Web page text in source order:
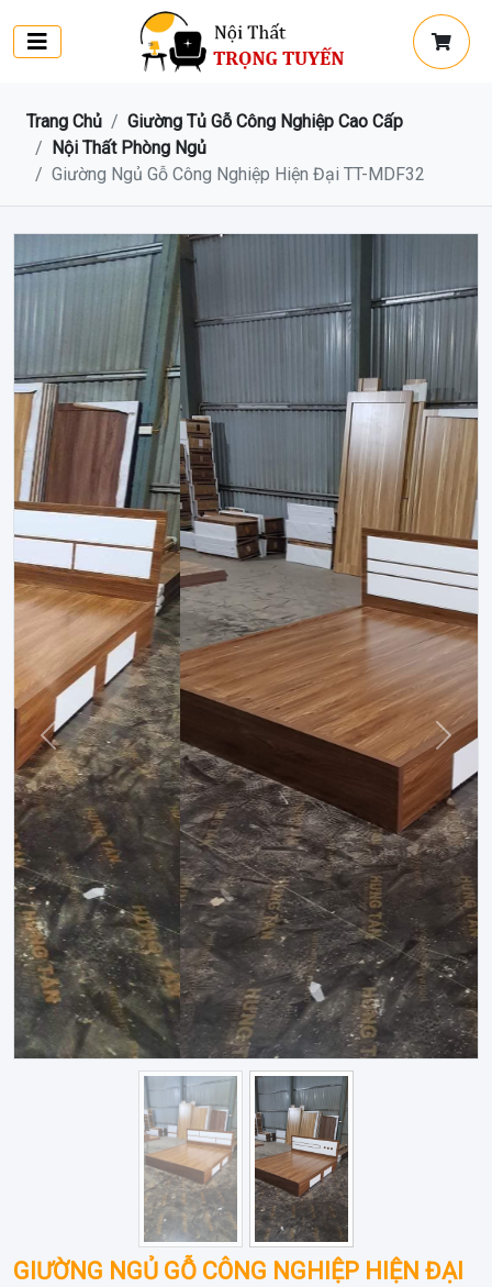
Trang Chủ
Giường Tủ Gỗ Công Nghiệp Cao Cấp
Nội Thất Phòng Ngủ
Giường Ngủ Gỗ Công Nghiệp Hiện Đại TT-MDF32
Trước Sau
GIƯỜNG NGỦ GỖ CÔNG NGHIỆP HIỆN ĐẠI